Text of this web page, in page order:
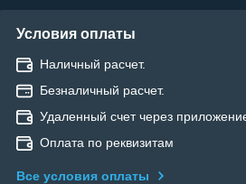
Условия оплаты
Наличный расчет.
Безналичный расчет.
Удаленный счет через
Оплата по реквизитам
Все условия оплаты